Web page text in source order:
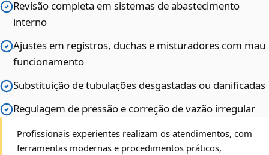
Revisão completa em sistemas de abastecimento
interno
Ajustes em registros, duchas e misturadores com mau
funcionamento
Substituição de tubulações desgastadas ou danificadas
Regulagem de pressão e correção de vazão irregular
Profissionais experientes realizam os atendimentos, com
ferramentas modernas e procedimentos práticos,